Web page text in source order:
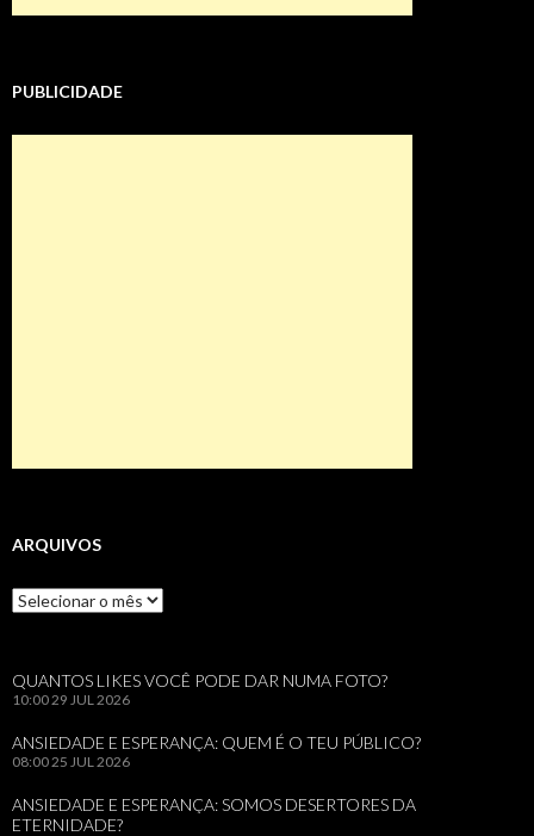
PUBLICIDADE
ARQUIVOS
Arquivos
QUANTOS LIKES VOCÊ PODE DAR NUMA FOTO?
10:00 29 JUL 2026
ANSIEDADE E ESPERANÇA: QUEM É O TEU PÚBLICO?
08:00 25 JUL 2026
ANSIEDADE E ESPERANÇA: SOMOS DESERTORES DA
ETERNIDADE?